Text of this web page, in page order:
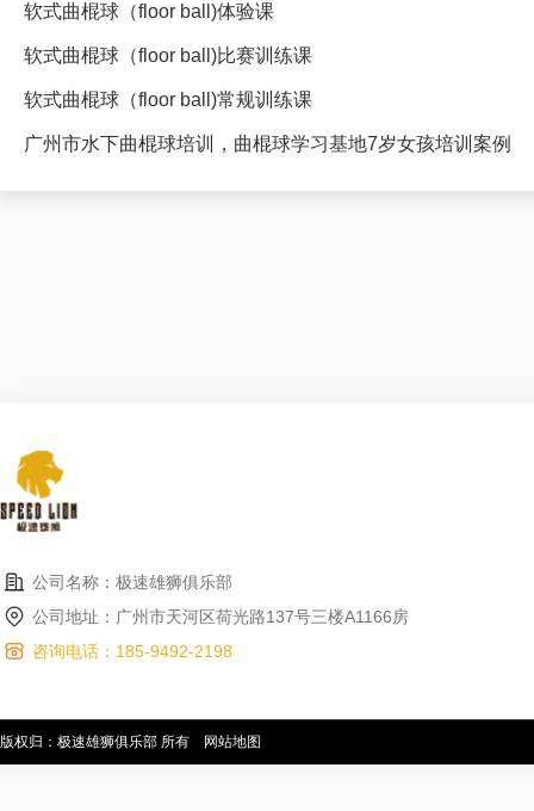
软式曲棍球（floor ball)体验课
软式曲棍球（floor ball)比赛训练课
软式曲棍球（floor ball)常规训练课
广州市水下曲棍球培训，曲棍球学习基地7岁女孩培训案例
公司名称：极速雄狮俱乐部
公司地址：广州市天河区荷光路137号三楼A1166房
咨询电话：185-9492-2198
版权归：极速雄狮俱乐部 所有 网站地图